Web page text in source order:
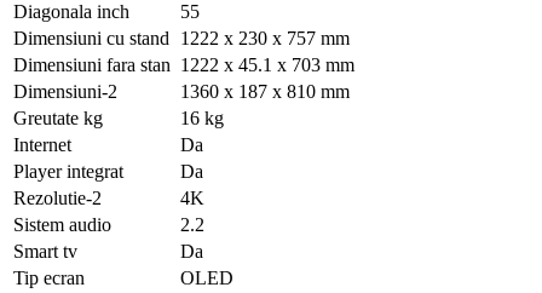
Diagonala inch
55
Dimensiuni cu stand
1222 x 230 x 757 mm
Dimensiuni fara stan 1222 x 45.1 x 703 mm
Dimensiuni-2
1360 x 187 x 810 mm
Greutate kg
16 kg
Internet
Da
Player integrat
Da
Rezolutie-2
4K
Sistem audio
2.2
Smart tv
Da
Tip ecran
OLED